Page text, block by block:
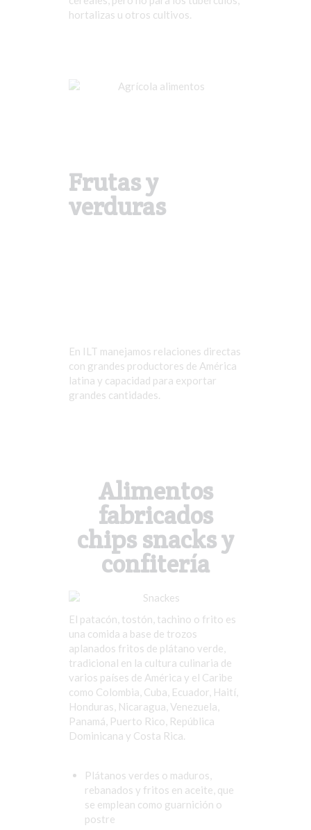
hortalizas u otros cultivos.
Frutas y
verduras
En ILT manejamos relaciones directas
con grandes productores de América
latina y capacidad para exportar
grandes cantidades.
Alimentos
fabricados
chips snacks y
confitería
El patacón, tostón, tachino o frito es
una comida a base de trozos
aplanados fritos de plátano verde,
tradicional en la cultura culinaria de
varios países de América y el Caribe
como Colombia, Cuba, Ecuador, Haití,
Honduras, Nicaragua, Venezuela,
Panamá, Puerto Rico, República
Dominicana y Costa Rica.
Plátanos verdes o maduros,
rebanados y fritos en aceite, que
se emplean como guarnición o
postre